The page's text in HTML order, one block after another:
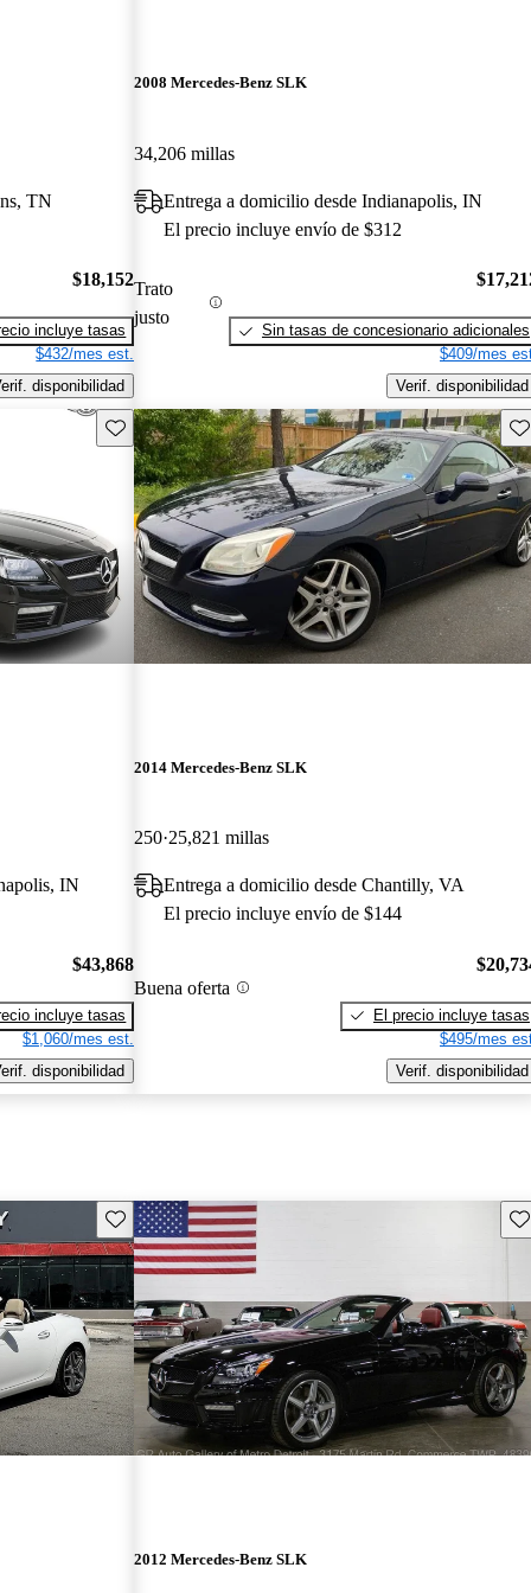
TN
$18,152
incluye tasas
$432/mes est.
disponibilidad
2008 Mercedes-Benz SLK
34,206 millas
Entrega a domicilio desde Indianapolis, IN
El precio incluye envío de $312
Trato
justo
Sin tasas de concesionario adicionales
$409/mes
Verif. disponibilidad
Guarda este Aviso
IN
$43,868
incluye tasas
$1,060/mes est.
disponibilidad
2014 Mercedes-Benz SLK
250 25,821 millas
Entrega a domicilio desde Chantilly, VA
El precio incluye envío de $144
Buena oferta
El precio incluye tasas
$495/mes
Verif. disponibilidad
Guarda este Aviso
2012 Mercedes-Benz SLK